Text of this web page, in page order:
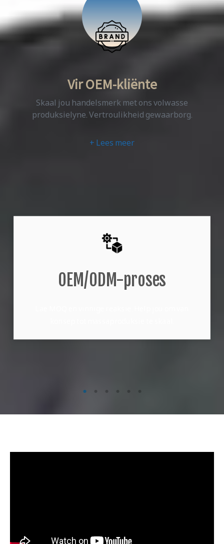
Vir OEM-kliënte
Skaal jou handelsmerk met ons volwasse
produksielyne. Vertroulikheid gewaarborg.
+ Lees meer
OEM/ODM-proses